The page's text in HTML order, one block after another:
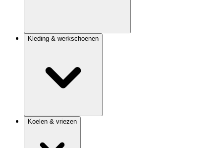
Kleding & werkschoenen
Koelen & vriezen